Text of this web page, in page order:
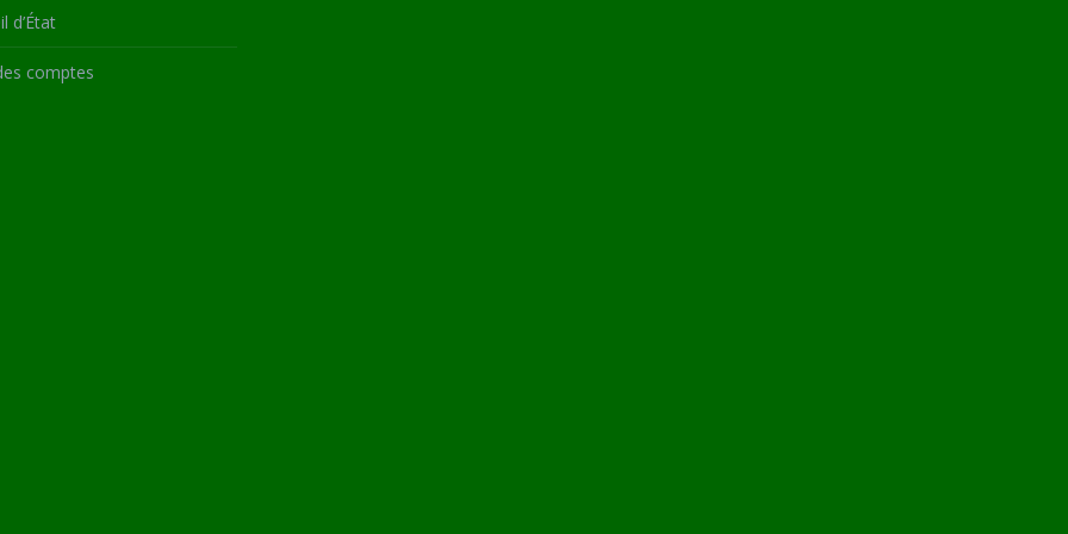
d’État
comptes